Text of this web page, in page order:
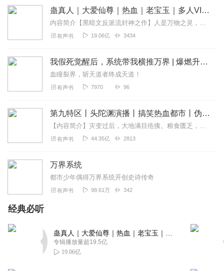
JonasZ
夏侯惇（dun） 字认不认识也就罢了 难道都没听别人说过此
懵比树上懵逼果，懵逼树下你和我。懵逼树下排排坐，一人
一个懵逼果。懵逼还有你和我，原来懵逼不止我。懵逼树下
魂。一人一座懵逼坟，来世还做懵逼人。
2022-03-16
2022-03-09
皮皮大王啊
我在现实生活中自卑懦弱不敢和任何人发生冲突也不敢侮骂
天下！辱骂网友！唯我独尊！天不生我键盘侠！喷道万古如
长夜！键来！仙之巅！傲世间！有我键盘就有天，大河之健
天上来！一键横天镇世间，破红尘，杀尽仙。一健在手，斩
蛊真人｜大爱仙尊｜热血｜老宝玉｜多人VIP免费有声剧
内容简介【黑暗文反派流封神之作】人是万物之灵，蛊是天地真精。一个穿越者不断重生的故事。一个养蛊、炼蛊、用蛊的奇特世界。配音组（男角色）老宝玉旁白...
有声书 19.06亿 3434
我假死觉醒后，系统带我横推万界 | 爆燃升级流 | 爽文 | 逆袭
血瞳裂界，斩天道者终成天道！
有声书 7970 96
第九特区丨头陀渊演播丨搞笑热血都市丨伪戒丨VIP免费多人有声剧
【内容简介】灾变过后，大地满目疮痍。粮食匮乏，资源紧俏，局势混乱……一位从待规划区杀出来的青年，背对着漫天黄沙，孤身来到九区谋生，却不曾想偶然结识三五好友，一念...
有声书 44.35亿 2813
万界系统
都市少年偶得万界系统开创史诗传奇
有声书 98.61万 342
经典必听
专辑播放量超19.5亿
19.06亿